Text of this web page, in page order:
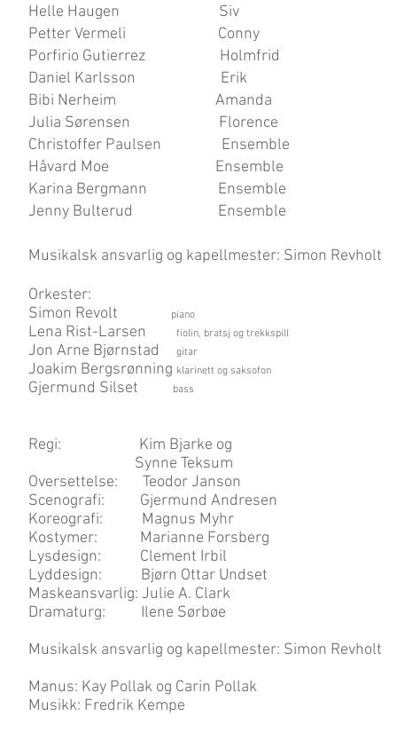
Helle Haugen Siv
Petter Vermeli Conny
Porfirio Gutierrez Holmfrid
Daniel Karlsson Erik
Bibi Nerheim Amanda
Julia Sørensen Florence
Christoffer Paulsen Ensemble
Håvard Moe Ensemble
Karina Bergmann Ensemble
Jenny Bulterud Ensemble
Musikalsk ansvarlig og kapellmester: Simon Revholt
Orkester:
Simon Revolt
piano
Lena Rist-Larsen fiolin, bratsj og trekkspill
Jon Arne Bjørnstad gitar
Joakim Bergsrønning klarinett og saksofon
Gjermund Silset bass
Regi: Kim Bjarke og
Synne Teksum
Oversettelse: Teodor Janson
Scenografi: Gjermund Andresen
Koreografi: Magnus Myhr
Kostymer: Marianne Forsberg
Lysdesign: Clement Irbil
Lyddesign: Bjørn Ottar Undset
Maskeansvarlig: Julie A. Clark
Dramaturg: Ilene Sørbøe
Musikalsk ansvarlig og kapellmester: Simon Revholt
Manus: Kay Pollak og Carin Pollak
Musikk: Fredrik Kempe